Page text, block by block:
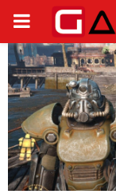
PRIMARY
MENU